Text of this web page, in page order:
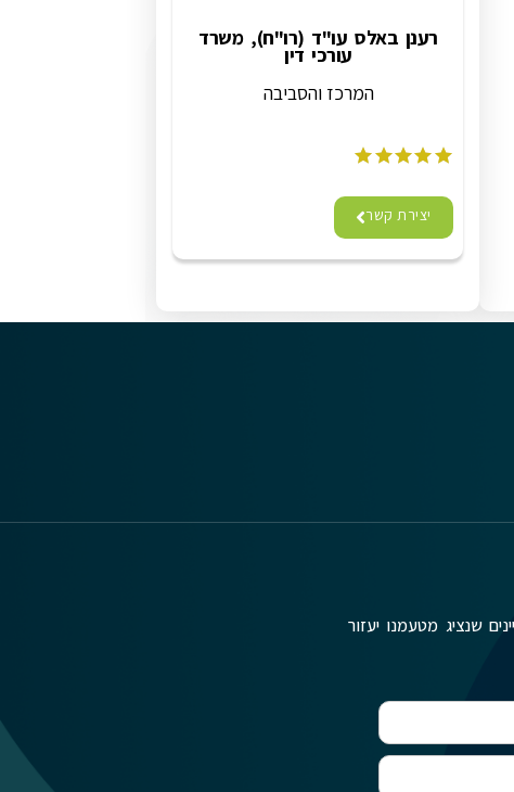
רענן באלס עו"ד (רו"ח), משרד
עורכי דין
המרכז והסביבה
יצירת קשר
שנציג מטעמנו יעזור